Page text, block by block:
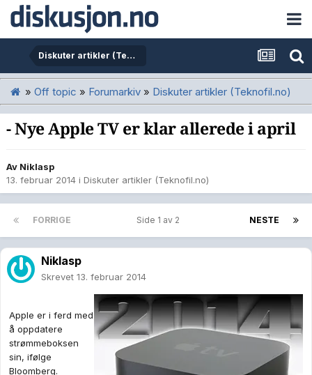
Diskuter artikler (Teknofil.no)
» Off topic » Forumarkiv » Diskuter artikler (Teknofil.no)
- Nye Apple TV er klar allerede i april
Av Niklasp
13. februar 2014 i Diskuter artikler (Teknofil.no)
FORRIGE NESTE
Side 1 av 2
Niklasp
Skrevet 13. februar 2014
Apple er i ferd med
å oppdatere
strømmeboksen
sin, ifølge
Bloomberg.